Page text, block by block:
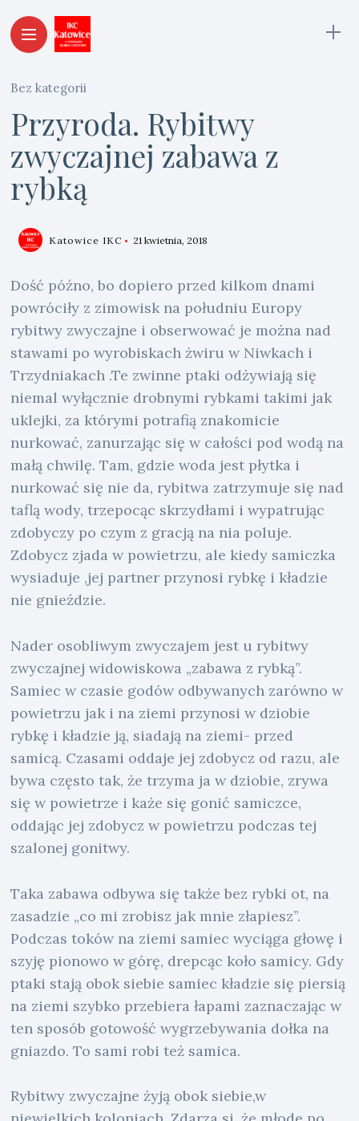
Bez kategorii
Przyroda. Rybitwy
zwyczajnej zabawa z
rybką
Katowice IKC 21 kwietnia, 2018
Dość późno, bo dopiero przed kilkom dnami
powróciły z zimowisk na południu Europy
rybitwy zwyczajne i obserwować je można nad
stawami po wyrobiskach żwiru w Niwkach i
Trzydniakach .Te zwinne ptaki odżywiają się
niemal wyłącznie drobnymi rybkami takimi jak
uklejki, za którymi potrafią znakomicie
nurkować, zanurzając się w całości pod wodą na
małą chwilę. Tam, gdzie woda jest płytka i
nurkować się nie da, rybitwa zatrzymuje się nad
taflą wody, trzepocąc skrzydłami i wypatrując
zdobyczy po czym z gracją na nia poluje.
Zdobycz zjada w powietrzu, ale kiedy samiczka
wysiaduje ,jej partner przynosi rybkę i kładzie
nie gnieździe.
Nader osobliwym zwyczajem jest u rybitwy
zwyczajnej widowiskowa „zabawa z rybką”.
Samiec w czasie godów odbywanych zarówno w
powietrzu jak i na ziemi przynosi w dziobie
rybkę i kładzie ją, siadają na ziemi- przed
samicą. Czasami oddaje jej zdobycz od razu, ale
bywa często tak, że trzyma ja w dziobie, zrywa
się w powietrze i każe się gonić samiczce,
oddając jej zdobycz w powietrzu podczas tej
szalonej gonitwy.
Taka zabawa odbywa się także bez rybki ot, na
zasadzie „co mi zrobisz jak mnie złapiesz”.
Podczas toków na ziemi samiec wyciąga głowę i
szyję pionowo w górę, drepcąc koło samicy. Gdy
ptaki stają obok siebie samiec kładzie się piersią
na ziemi szybko przebiera łapami zaznaczając w
ten sposób gotowość wygrzebywania dołka na
gniazdo. To sami robi też samica.
Rybitwy zwyczajne żyją obok siebie,w